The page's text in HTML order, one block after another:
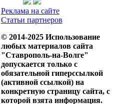
Реклама на сайте
Статьи партнеров
© 2014-2025 Использование
любых материалов сайта
"Ставрополь-на-Волге"
допускается только с
обязательной гиперссылкой
(активной ссылкой) на
конкретную страницу сайта, с
которой взята информация.